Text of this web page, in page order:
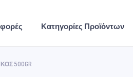
Κατηγορίες Προϊόντων
500GR